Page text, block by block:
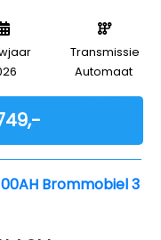
Transmissie
Automaat